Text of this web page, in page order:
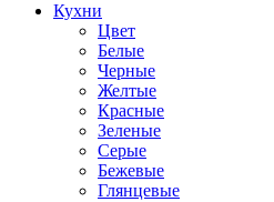
Кухни
Цвет
Белые
Черные
Желтые
Красные
Зеленые
Серые
Бежевые
Глянцевые